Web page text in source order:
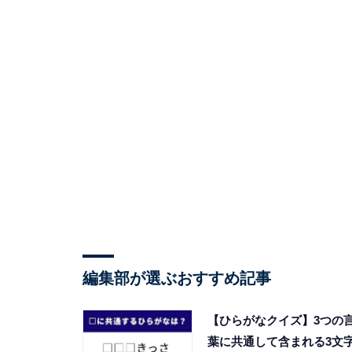
編集部が選ぶおすすめ記事
【ひらがなクイズ】3つの
葉に共通して含まれる3文